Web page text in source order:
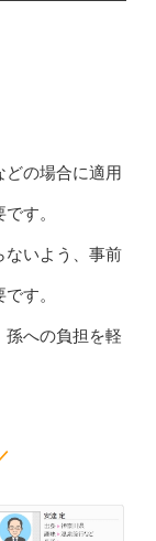
どの場合に適用
す。
ないよう、事前
す。
孫への負担を軽